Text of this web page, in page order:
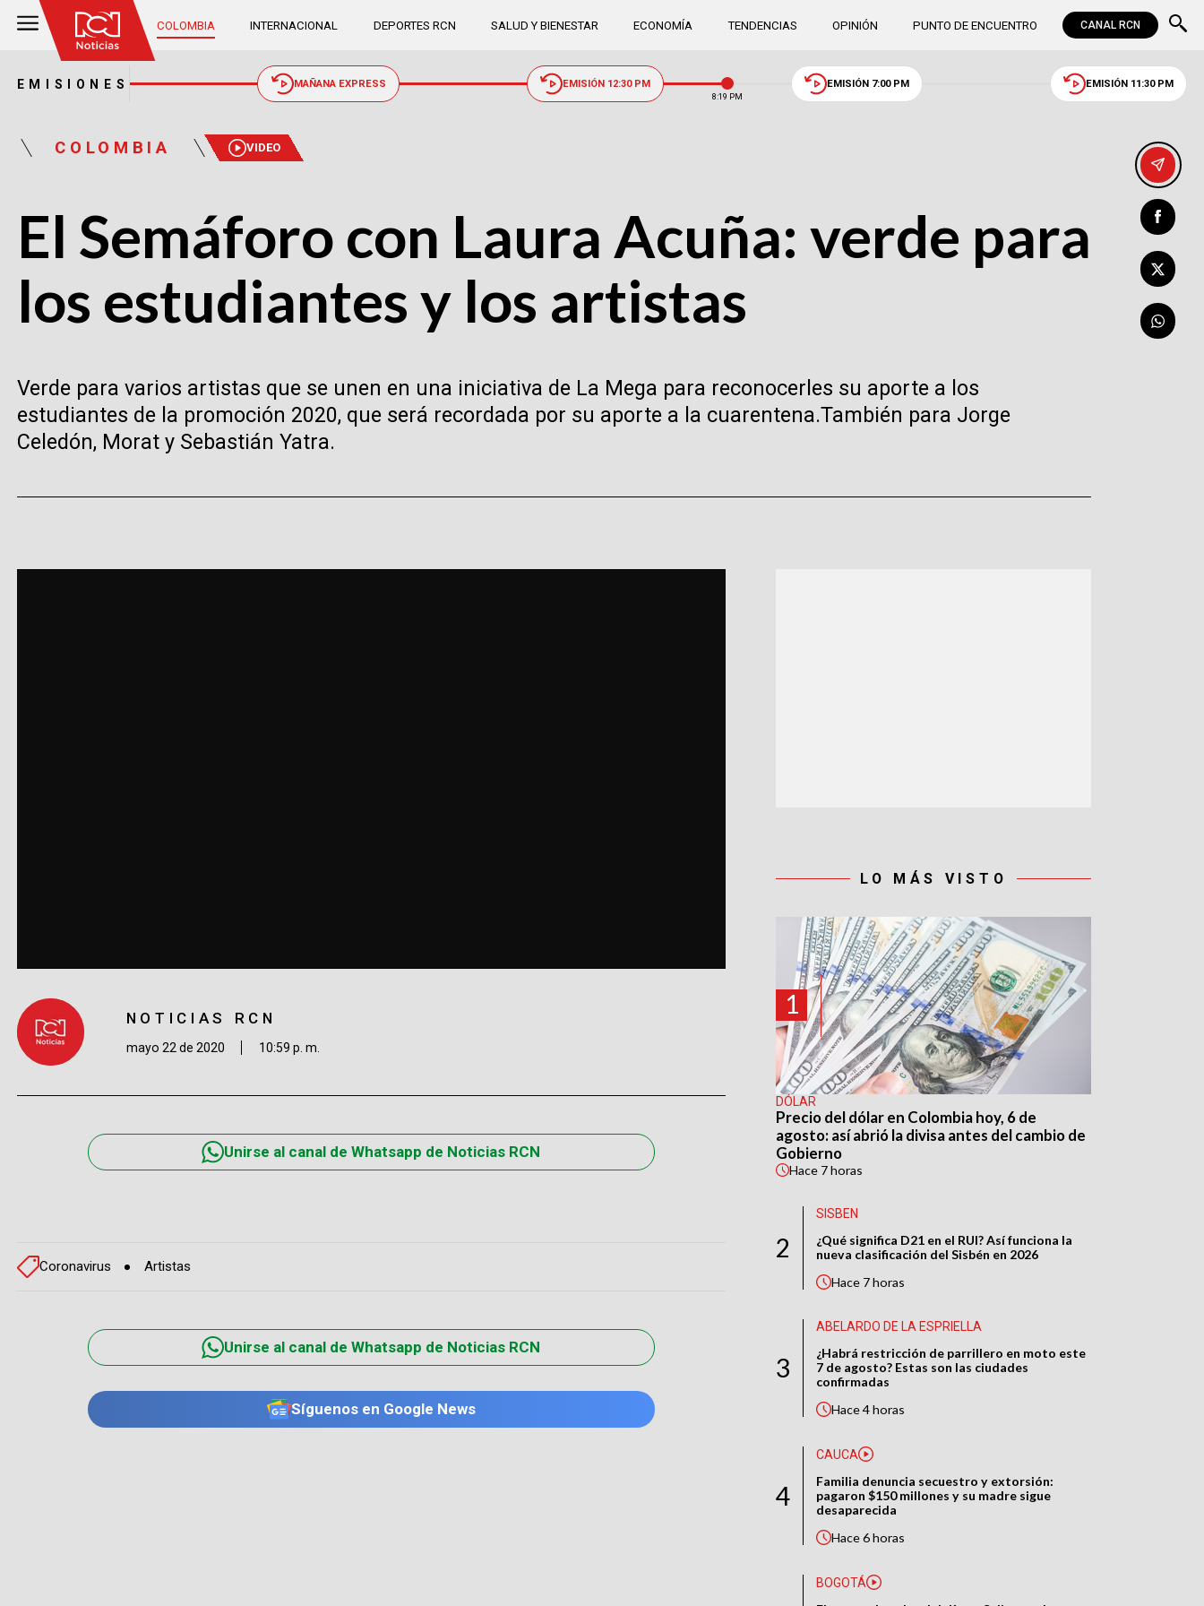
COLOMBIA INTERNACIONAL DEPORTES RCN SALUD Y BIENESTAR ECONOMÍA TENDENCIAS OPINIÓN PUNTO DE ENCUENTRO CANAL RCN
EMISIONES MAÑANA EXPRESS EMISIÓN 12:30 PM
8:19 PM
EMISIÓN 7:00 PM EMISIÓN 11:30 PM
COLOMBIA VIDEO
El Semáforo con Laura Acuña: verde para
los estudiantes y los artistas
Verde para varios artistas que se unen en una iniciativa de La Mega para reconocerles su aporte a los
estudiantes de la promoción 2020, que será recordada por su aporte a la cuarentena.También para Jorge
Celedón, Morat y Sebastián Yatra.
NOTICIAS RCN
mayo 22 de 2020 10:59 p. m.
Unirse al canal de Whatsapp de Noticias RCN
Coronavirus Artistas
Unirse al canal de Whatsapp de Noticias RCN
Síguenos en Google News
LO MÁS VISTO
1
DÓLAR
Precio del dólar en Colombia hoy, 6 de
agosto: así abrió la divisa antes del cambio de
Gobierno
Hace 7 horas
2
SISBEN
¿Qué significa D21 en el RUI? Así funciona la
nueva clasificación del Sisbén en 2026
Hace 7 horas
3
ABELARDO DE LA ESPRIELLA
¿Habrá restricción de parrillero en moto este
7 de agosto? Estas son las ciudades
confirmadas
Hace4 horas
4
CAUCA
Familia denuncia secuestro y extorsión:
pagaron $150 millones y su madre sigue
desaparecida
Hace6 horas
BOGOTÁ